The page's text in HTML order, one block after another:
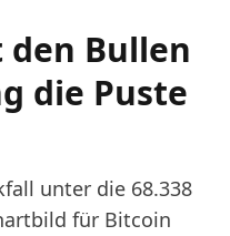
den Bullen
die Puste
unter die 68.338
für Bitcoin